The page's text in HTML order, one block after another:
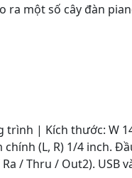
ra một số cây đàn
trình | Kích thước: W
(L, R) 1/4 inch.
/ Thru / Out2). USB